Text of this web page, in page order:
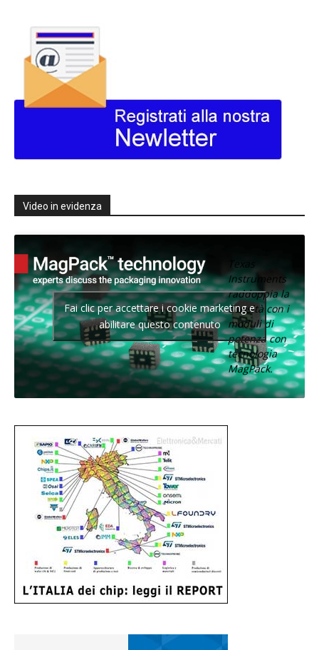
Video in evidenza
Texas
Instruments
raddoppia la
densità con i
moduli di
potenza con
tecnologia
MagPack.
Fai clic per accettare i cookie marketing e
abilitare questo contenuto